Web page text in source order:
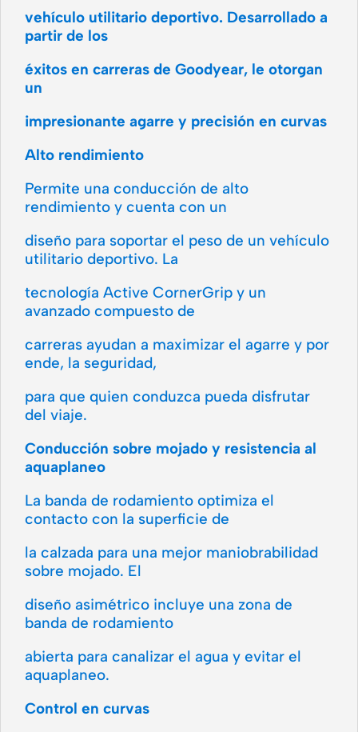
vehículo utilitario deportivo. Desarrollado a
partir de los
éxitos en carreras de Goodyear, le otorgan
un
impresionante agarre y precisión en curvas
Alto rendimiento
Permite una conducción de alto
rendimiento y cuenta con un
diseño para soportar el peso de un vehículo
utilitario deportivo. La
tecnología Active CornerGrip y un
avanzado compuesto de
carreras ayudan a maximizar el agarre y por
ende, la seguridad,
para que quien conduzca pueda disfrutar
del viaje.
Conducción sobre mojado y resistencia al
aquaplaneo
La banda de rodamiento optimiza el
contacto con la superficie de
la calzada para una mejor maniobrabilidad
sobre mojado. El
diseño asimétrico incluye una zona de
banda de rodamiento
abierta para canalizar el agua y evitar el
aquaplaneo.
Control en curvas